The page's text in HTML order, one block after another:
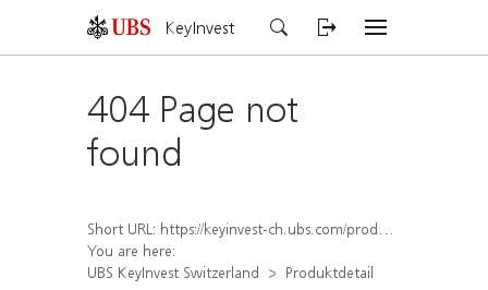
KeyInvest
404 Page not
found
Short URL: https://keyinvest-ch.ubs.com/produkt/detail/index/isin/CH1564523368
You are here:
UBS KeyInvest Switzerland
Produktdetail